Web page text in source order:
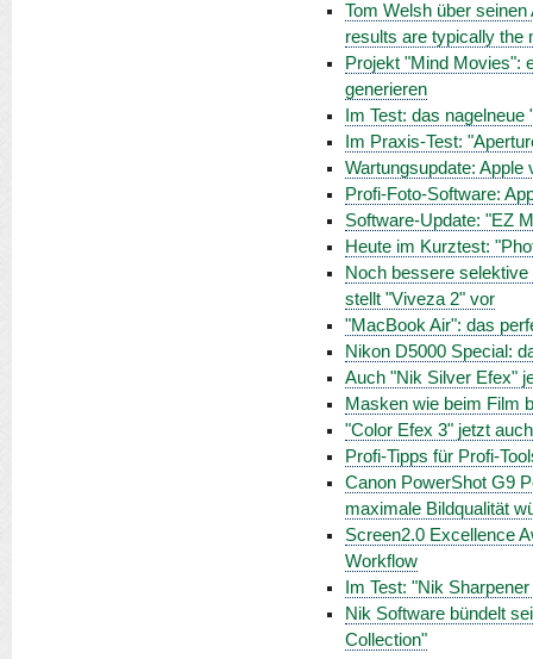
Tom Welsh über
results are typically the
Projekt "Mind Movies":
generieren
Im Test: das
Im Praxis-Test:
Wartungsupdate: Apple
Profi-Foto-Software:
Software-Update: "EZ
Heute im Kurztest:
Noch bessere
stellt "Viveza 2" vor
"MacBook Air": das
Nikon D5000 Special:
Auch "Nik Silver Efex"
Masken wie beim Film
"Color Efex 3" jetzt
Profi-Tipps für Profi-
Canon PowerShot G9
maximale Bildqualität
Screen2.0 Excellence
Workflow
Im Test: "Nik
Nik Software bündelt
Collection"